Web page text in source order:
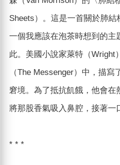
Sheets）。這是一首關於肺
一個我應該在泡茶時想到的主
此。美國小說家萊特（Wright
（The Messenger）中，描
窘境。為了抵抗飢餓，他會在
將那股香氣吸入鼻腔，接著一
* * *